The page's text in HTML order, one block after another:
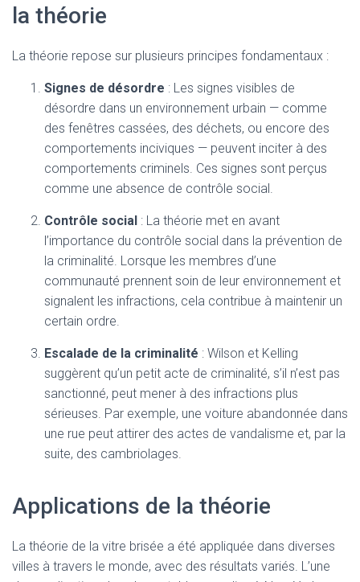
la théorie
La théorie repose sur plusieurs principes fondamentaux :
Signes de désordre : Les signes visibles de
désordre dans un environnement urbain — comme
des fenêtres cassées, des déchets, ou encore des
comportements inciviques — peuvent inciter à des
comportements criminels. Ces signes sont perçus
comme une absence de contrôle social.
Contrôle social : La théorie met en avant
l’importance du contrôle social dans la prévention de
la criminalité. Lorsque les membres d’une
communauté prennent soin de leur environnement et
signalent les infractions, cela contribue à maintenir un
certain ordre.
Escalade de la criminalité : Wilson et Kelling
suggèrent qu’un petit acte de criminalité, s’il n’est pas
sanctionné, peut mener à des infractions plus
sérieuses. Par exemple, une voiture abandonnée dans
une rue peut attirer des actes de vandalisme et, par la
suite, des cambriolages.
Applications de la théorie
La théorie de la vitre brisée a été appliquée dans diverses
villes à travers le monde, avec des résultats variés. L’une